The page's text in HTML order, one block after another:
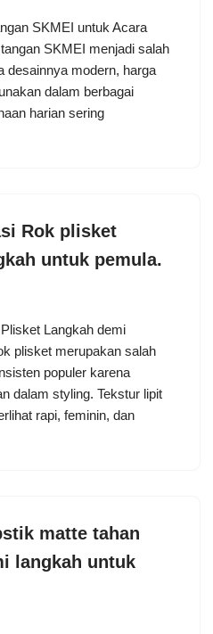
SKMEI untuk Acara
SKMEI menjadi salah
desainnya modern, harga
dalam berbagai
harian sering
Rok plisket
untuk pemula.
Langkah demi
plisket merupakan salah
populer karena
dalam styling. Tekstur lipit
rapi, feminin, dan
matte tahan
langkah untuk